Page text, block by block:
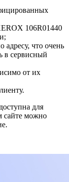
106R01440
адресу, что очень
в сервисный
от их
для
сайте можно